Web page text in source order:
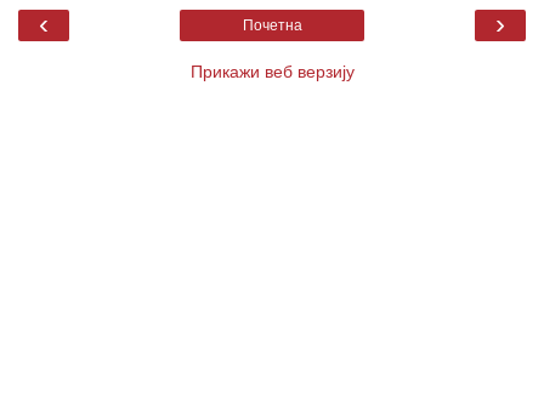
‹ ›
Почетна
Прикажи веб верзију